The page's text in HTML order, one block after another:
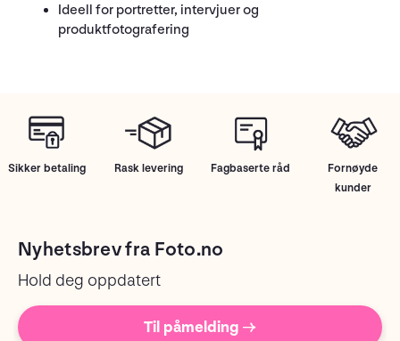
Ideell for portretter, intervjuer og
produktfotografering
Sikker betaling Rask levering Fagbaserte råd
Fornøyde
kunder
Nyhetsbrev fra Foto.no
Hold deg oppdatert
Til påmelding →